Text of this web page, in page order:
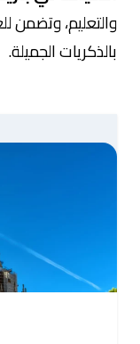
والتعليم، وتضمن
بالذكريات الجميلة.